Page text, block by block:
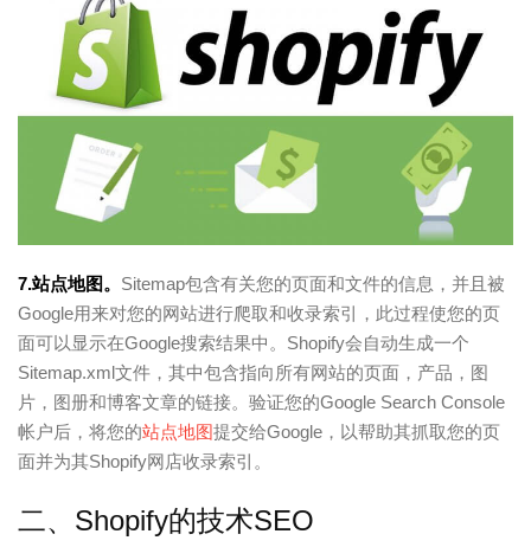
7.站点地图。 Sitemap包含有关您的页面和文件的信息，并且被
Google用来对您的网站进行爬取和收录索引，此过程使您的页
面可以显示在Google搜索结果中。Shopify会自动生成一个
Sitemap.xml文件，其中包含指向所有网站的页面，产品，图
片，图册和博客文章的链接。验证您的Google Search Console
帐户后，将您的站点地图提交给Google，以帮助其抓取您的页
面并为其Shopify网店收录索引。
二、Shopify的技术SEO